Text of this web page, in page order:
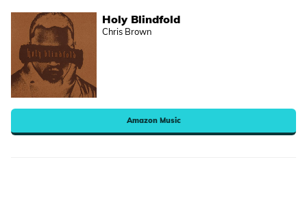
Holy Blindfold
Chris Brown
Amazon Music